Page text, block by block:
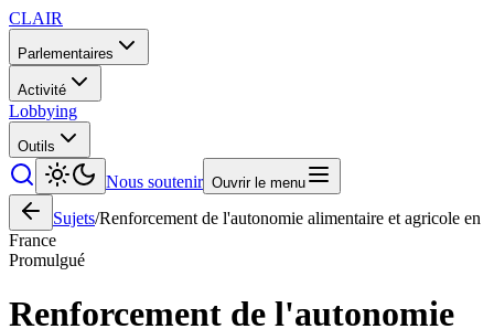
CLAIR
Parlementaires
Activité
Lobbying
Outils
Nous soutenir Ouvrir le menu
Sujets/Renforcement de l'autonomie alimentaire et agricole en
France
Promulgué
Renforcement de l'autonomie